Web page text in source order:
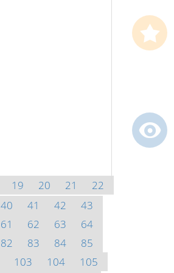
19 20 21
22
40 41 42
43
61 62 63
64
82 83 84
85
103 104
105